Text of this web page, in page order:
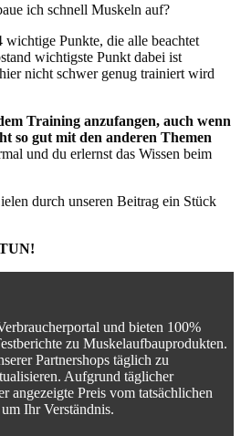
ich schnell Muskeln auf?
Punkte, die alle beachtet
wichtigste Punkt dabei ist
nicht schwer genug trainiert wird
Training anzufangen, auch wenn
so gut mit den anderen Themen
und du erlernst das Wissen beim
durch unseren Beitrag ein Stück
und bieten 100%
zu Muskelaufbauprodukten.
Partnershops täglich zu
Aufgrund täglicher
angezeigte Preis vom tatsächlichen
Ihr Verständnis.